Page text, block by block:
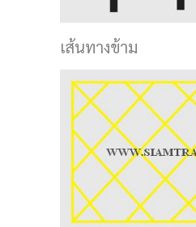
เส้นทางข้าม